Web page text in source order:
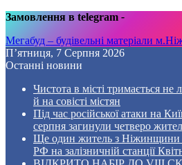
Замовлення в telegram -
Мегабуд – будівельні матеріали
П’ятниця, 7 Серпня 2026
Останні новини
Чистота в місті тримається
й на совісті містян
Під час російської атаки на
серпня загинули четверо
Ще один житель з Ніжинщини
РФ на залізничній станції